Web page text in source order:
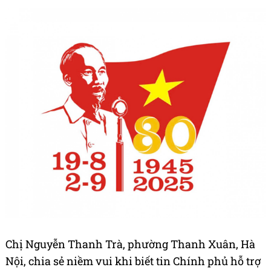
Chị Nguyễn Thanh Trà, phường Thanh Xuân, Hà
Nội, chia sẻ niềm vui khi biết tin Chính phủ hỗ trợ